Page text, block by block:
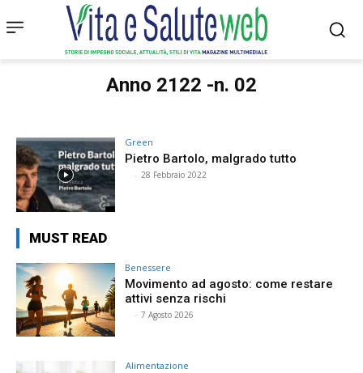
Anno 2122 -n. 02
Green
Pietro Bartolo, malgrado tutto
- 28 Febbraio 2022
MUST READ
Benessere
Movimento ad agosto: come restare
attivi senza rischi
- 7 Agosto 2026
Alimentazione